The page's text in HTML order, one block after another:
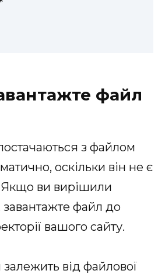
файл
з файлом
оскільки він не є
Якщо ви вирішили
завантажте файл до
вашого сайту.
від файлової